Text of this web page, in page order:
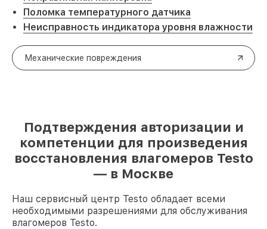
Поломка температурного датчика
Неисправность индикатора уровня влажности
Механические повреждения
Подтверждения авторизации и
компетенции для произведения
восстановления влагомеров Testo
— в Москве
Наш сервисный центр Testo обладает всеми
необходимыми разрешениями для обслуживания
влагомеров Testo.